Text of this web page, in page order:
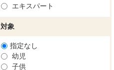
エキスパート
対象
指定なし
幼児
子供